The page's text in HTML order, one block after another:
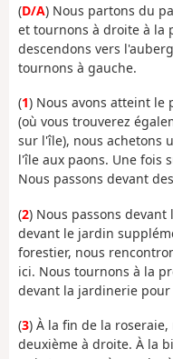
(D/A) Nous partons du
et tournons à droite à la
descendons vers
tournons à gauche.
(1) Nous avons atteint
(où vous trouverez
sur l'île), nous achetons
l'île aux paons. Une fois
Nous passons devant
(2) Nous passons
devant le jardin
forestier, nous
ici. Nous tournons à la
devant la jardinerie
(3) À la fin de la
deuxième à droite. À la